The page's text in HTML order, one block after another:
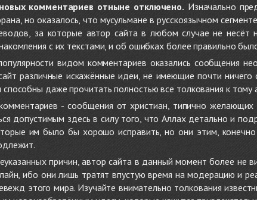
комментариев отныне отключено. Изначально
но оказалось, что мусульмане в русскоязычном
за которые автор сайта в любом случае не
с их текстами, и об ошибках более правильно
видом комментариев оказались сообщения
различные искажённые идеи, не имеющие почти
способны даже прочитать полностью все толкования к
- сообщения от христиан, типично желающих
допустимым здесь в силу того, что Аллах детально и
им было бы хорошо исправить, но они этим,
причин, автор сайта в данный момент более не
ибо они лишь тратят впустую время на модерацию и
этого мира. Изучайте внимательно толкования